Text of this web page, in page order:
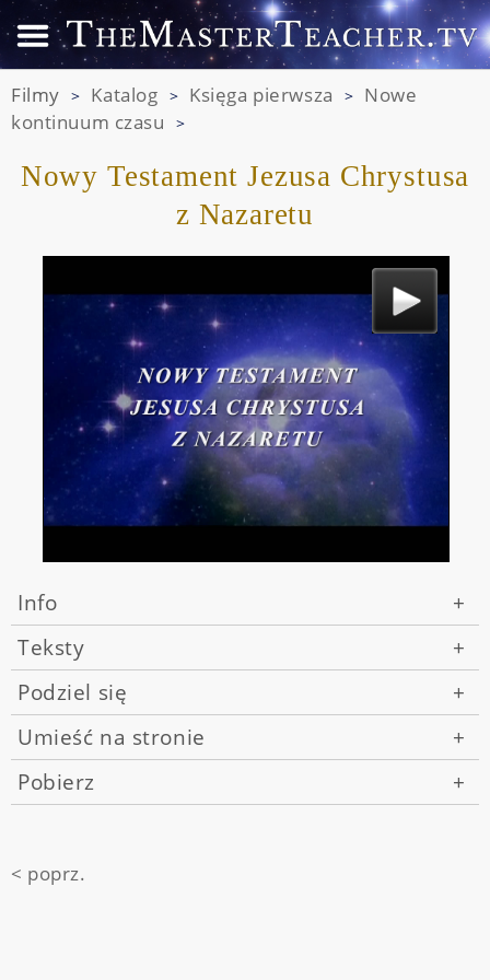
Filmy > Katalog > Księga pierwsza > Nowe
kontinuum czasu
>
Nowy Testament Jezusa Chrystusa
z Nazaretu
Info
+
Teksty
+
Podziel się
+
Umieść na stronie
+
Pobierz
+
< poprz.